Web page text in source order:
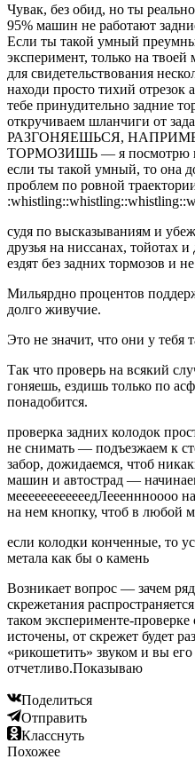
Чувак, без обид, но ты
95% машин не работают
Если ты такой умный
эксперимент, только на
для свидетельствования
находи просто тихий отрезок
тебе принудительно задние
откручиваем шланчиги от
РАЗГОНЯЕШЬСЯ,
ТОРМОЗИШЬ — я посмотрю
если ты такой умный, то она
проблем по ровной
судя по высказываниям и
друзья на ниссанах,
ездят без задних тормозов и
Мильярдно процентов
долго живучие.
Это не значит, что они у тебя
Так что проверь на всякий
гоняешь, ездишь только по
понадобится.
проверка задних колодок
не снимать — подъезжаем к
забор, дожидаемся, чтоб
машин и автострад —
меееееееееееедЛеееннноооо
на нем кнопку, чтоб в любой
если колодки конченные, то
метала как бы о камень
Возникает вопрос — зачем
скрежетания
таком эксперименте-
источены, от скрежет будет
«рикошетить» звуком и вы
отчетливо.Показываю
Поделиться
Отправить
Класснуть
Похожее